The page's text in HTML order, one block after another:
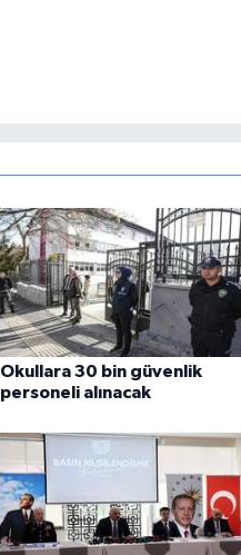
Okullara 30 bin güvenlik
personeli alınacak